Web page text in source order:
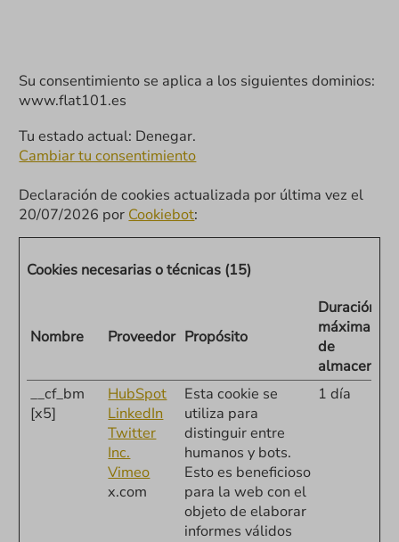
Su consentimiento se aplica a los siguientes dominios:
www.flat101.es
Tu estado actual: Denegar.
Cambiar tu consentimiento
Declaración de cookies actualizada por última vez el
20/07/2026 por Cookiebot:
Cookies necesarias o técnicas (15)
Nombre Proveedor Propósito
Duración
máxima
de
__cf_bm
[x5]
HubSpot
LinkedIn
Twitter
Inc.
Vimeo
x.com
Esta cookie se
utiliza para
distinguir entre
humanos y bots.
Esto es beneficioso
para la web con el
objeto de elaborar
informes válidos
1 día